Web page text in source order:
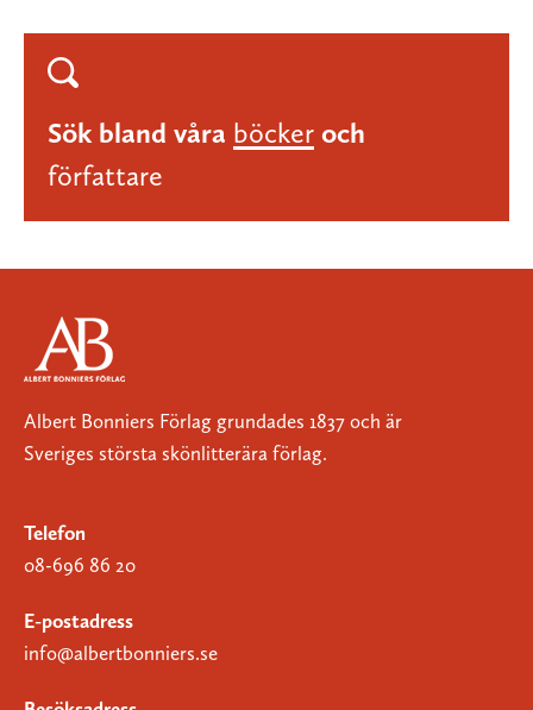
Sök bland våra böcker och
författare
Albert Bonniers Förlag grundades 1837 och är
Sveriges största skönlitterära förlag.
Telefon
08-696 86 20
E-postadress
info@albertbonniers.se